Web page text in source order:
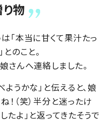
物
「本当に甘くて果汁たっ
のこと。
さんへ連絡しました。
うかな」と伝えると、娘
！（笑）半分と迷ったけ
たよ」と返ってきたそうで